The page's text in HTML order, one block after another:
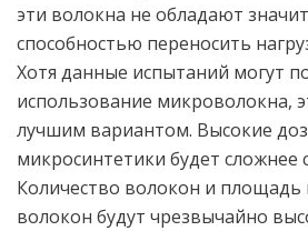
эти волокна не обладают
способностью переносить
Хотя данные испытаний могут
использование микроволокна,
лучшим вариантом. Высокие
микросинтетики будет сложнее
Количество волокон и площадь
волокон будут чрезвычайно